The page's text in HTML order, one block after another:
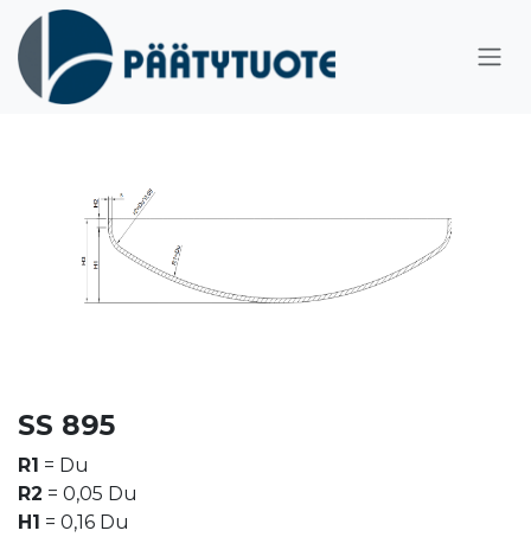
Hoppa till innehåll
SS 895
R1 = Du
R2 = 0,05 Du
H1 = 0,16 Du